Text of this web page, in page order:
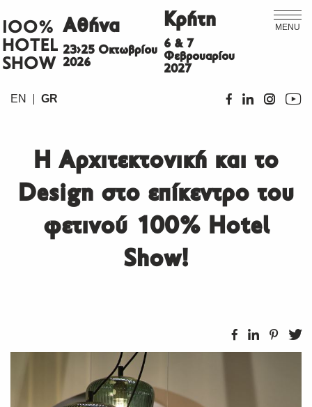
MENU
ΙΟΟ%
HOTEL
SHOW
Αθήνα
23>25 Οκτωβρίου
2026
Κρήτη
6 & 7
Φεβρουαρίου
2027
EN GR
Η Αρχιτεκτονική και το
Design στο επίκεντρο του
φετινού 100% Hotel
Show!